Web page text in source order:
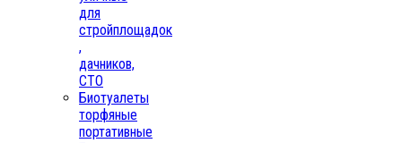
для
стройплощадок
,
дачников,
СТО
Биотуалеты
торфяные
портативные